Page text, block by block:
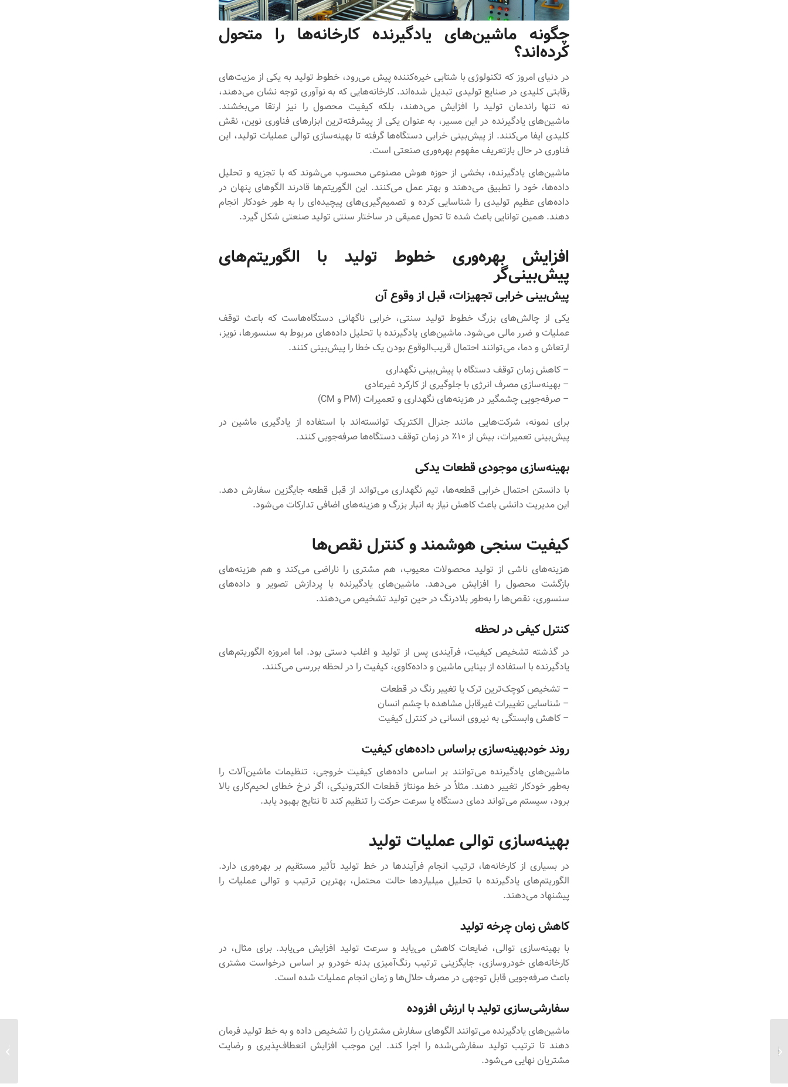
چگونه ماشین‌های یادگیرنده کارخانه‌ها را متحول
کرده‌اند؟
در دنیای امروز که تکنولوژی با شتابی خیره‌کننده پیش می‌رود، خطوط تولید به یکی از مزیت‌های
رقابتی کلیدی در صنایع تولیدی تبدیل شده‌اند. کارخانه‌هایی که به نوآوری توجه نشان می‌دهند،
نه تنها راندمان تولید را افزایش می‌دهند، بلکه کیفیت محصول را نیز ارتقا می‌بخشند.
ماشین‌های یادگیرنده در این مسیر، به عنوان یکی از پیشرفته‌ترین ابزارهای فناوری نوین، نقش
کلیدی ایفا می‌کنند. از پیش‌بینی خرابی دستگاه‌ها گرفته تا بهینه‌سازی توالی عملیات تولید، این
فناوری در حال بازتعریف مفهوم بهره‌وری صنعتی است.
ماشین‌های یادگیرنده، بخشی از حوزه هوش مصنوعی محسوب می‌شوند که با تجزیه و تحلیل
داده‌ها، خود را تطبیق می‌دهند و بهتر عمل می‌کنند. این الگوریتم‌ها قادرند الگوهای پنهان در
داده‌های عظیم تولیدی را شناسایی کرده و تصمیم‌گیری‌های پیچیده‌ای را به طور خودکار انجام
دهند. همین توانایی باعث شده تا تحول عمیقی در ساختار سنتی تولید صنعتی شکل گیرد.
افزایش بهره‌وری خطوط تولید با الگوریتم‌های
پیش‌بینی‌گر
پیش‌بینی خرابی تجهیزات، قبل از وقوع آن
یکی از چالش‌های بزرگ خطوط تولید سنتی، خرابی ناگهانی دستگاه‌هاست که باعث توقف
عملیات و ضرر مالی می‌شود. ماشین‌های یادگیرنده با تحلیل داده‌های مربوط به سنسورها، نویز،
ارتعاش و دما، می‌توانند احتمال قریب‌الوقوع بودن یک خطا را پیش‌بینی کنند.
– کاهش زمان توقف دستگاه با پیش‌بینی نگهداری
– بهینه‌سازی مصرف انرژی با جلوگیری از کارکرد غیرعادی
– صرفه‌جویی چشمگیر در هزینه‌های نگهداری و تعمیرات (PM و CM)
برای نمونه، شرکت‌هایی مانند جنرال الکتریک توانسته‌اند با استفاده از یادگیری ماشین در
پیش‌بینی تعمیرات، بیش از ۱۰٪ در زمان توقف دستگاه‌ها صرفه‌جویی کنند.
بهینه‌سازی موجودی قطعات یدکی
با دانستن احتمال خرابی قطعه‌ها، تیم نگهداری می‌تواند از قبل قطعه جایگزین سفارش دهد.
این مدیریت دانشی باعث کاهش نیاز به انبار بزرگ و هزینه‌های اضافی تدارکات می‌شود.
کیفیت سنجی هوشمند و کنترل نقص‌ها
هزینه‌های ناشی از تولید محصولات معیوب، هم مشتری را ناراضی می‌کند و هم هزینه‌های
بازگشت محصول را افزایش می‌دهد. ماشین‌های یادگیرنده با پردازش تصویر و داده‌های
سنسوری، نقص‌ها را به‌طور بلادرنگ در حین تولید تشخیص می‌دهند.
کنترل کیفی در لحظه
در گذشته تشخیص کیفیت، فرآیندی پس از تولید و اغلب دستی بود. اما امروزه الگوریتم‌های
یادگیرنده با استفاده از بینایی ماشین و داده‌کاوی، کیفیت را در لحظه بررسی می‌کنند.
– تشخیص کوچک‌ترین ترک‌ یا تغییر رنگ در قطعات
– شناسایی تغییرات غیرقابل مشاهده با چشم انسان
– کاهش وابستگی به نیروی انسانی در کنترل کیفیت
روند خودبهینه‌سازی براساس داده‌های کیفیت
ماشین‌های یادگیرنده می‌توانند بر اساس داده‌های کیفیت خروجی، تنظیمات ماشین‌آلات را
به‌طور خودکار تغییر دهند. مثلاً در خط مونتاژ قطعات الکترونیکی، اگر نرخ خطای لحیم‌کاری بالا
برود، سیستم می‌تواند دمای دستگاه یا سرعت حرکت را تنظیم کند تا نتایج بهبود یابد.
بهینه‌سازی توالی عملیات تولید
در بسیاری از کارخانه‌ها، ترتیب انجام فرآیندها در خط تولید تأثیر مستقیم بر بهره‌وری دارد.
الگوریتم‌های یادگیرنده با تحلیل میلیاردها حالت محتمل، بهترین ترتیب و توالی عملیات را
پیشنهاد می‌دهند.
کاهش زمان چرخه تولید
با بهینه‌سازی توالی، ضایعات کاهش می‌یابد و سرعت تولید افزایش می‌یابد. برای مثال، در
کارخانه‌های خودروسازی، جایگزینی ترتیب رنگ‌آمیزی بدنه خودرو بر اساس درخواست مشتری
باعث صرفه‌جویی قابل توجهی در مصرف حلال‌ها و زمان انجام عملیات شده است.
سفارشی‌سازی تولید با ارزش افزوده
ماشین‌های یادگیرنده می‌توانند الگوهای سفارش مشتریان را تشخیص داده و به خط تولید فرمان
دهند تا ترتیب تولید سفارشی‌شده را اجرا کند. این موجب افزایش انعطاف‌پذیری و رضایت
مشتریان نهایی می‌شود.
در